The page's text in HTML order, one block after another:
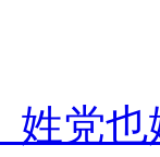
姓党